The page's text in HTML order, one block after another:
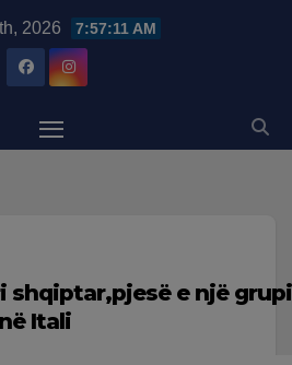
2026 7:57:12 AM
shqiptar,pjesë e një
Itali